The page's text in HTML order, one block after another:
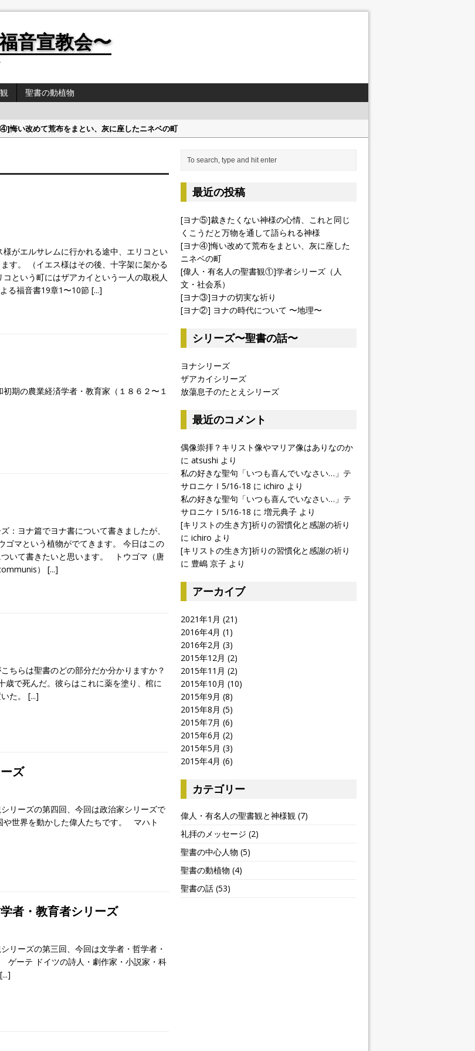
音宣教会〜
聖書の動植物
悔い改めて荒布をまとい、灰に座したニネベの町
⑤]裁きたくない神様の心情、これと同じくこうだと万物を通して語られる神様
がエルサレムに行かれる途中、エリコとい
す。 （イエス様はその後、十字架に架かる
という町にはザアカイという一人の取税人
る福音書19章1〜10節 [...]
期の農業経済学者・教育家（１８６２〜１
：ヨナ篇でヨナ書について書きましたが、
ゴマという植物がでてきます。 今日はこの
ついて書きたいと思います。 トウゴマ（唐
） [...]
ちらは聖書のどの部分だか分かりますか？
歳で死んだ。彼らはこれに薬を塗り、棺に
た。 [...]
ズ
リーズの第四回、今回は政治家シリーズで
や世界を動かした偉人たちです。 マハト
者・教育者シリーズ
リーズの第三回、今回は文学者・哲学者・
ゲーテ ドイツの詩人・劇作家・小説家・科
[...]
最近の投稿
[ヨナ⑤]裁きたくない神様の心情、これと同じ
くこうだと万物を通して語られる神様
[ヨナ④]悔い改めて荒布をまとい、灰に座した
ニネベの町
[偉人・有名人の聖書観①]学者シリーズ（人
文・社会系）
[ヨナ③]ヨナの切実な祈り
[ヨナ②] ヨナの時代について 〜地理〜
シリーズ〜聖書の話〜
ヨナシリーズ
ザアカイシリーズ
放蕩息子のたとえシリーズ
最近のコメント
偶像崇拝？キリスト像やマリア像はありなのか
に atsushi より
私の好きな聖句「いつも喜んでいなさい…」テ
サロニケⅠ5/16-18 に ichiro より
私の好きな聖句「いつも喜んでいなさい…」テ
サロニケⅠ5/16-18 に 増元典子 より
[キリストの生き方]祈りの習慣化と感謝の祈り
に ichiro より
[キリストの生き方]祈りの習慣化と感謝の祈り
に 豊嶋 京子 より
アーカイブ
2021年1月 (21)
2016年4月 (1)
2016年2月 (3)
2015年12月 (2)
2015年11月 (2)
2015年10月 (10)
2015年9月 (8)
2015年8月 (5)
2015年7月 (6)
2015年6月 (2)
2015年5月 (3)
2015年4月 (6)
カテゴリー
偉人・有名人の聖書観と神様観 (7)
礼拝のメッセージ (2)
聖書の中心人物 (5)
聖書の動植物 (4)
聖書の話 (53)